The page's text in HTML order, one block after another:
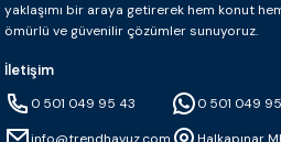
yaklaşımı bir araya getirerek hem konut
ömürlü ve güvenilir çözümler sunuyoruz.
İletişim
0 501 049 95 43
info@trendhavuz.com
0 501 049
Halkapınar